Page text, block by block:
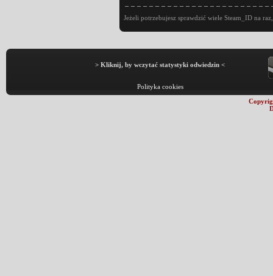
Jeżeli potrzebujesz sprawdzić wiele Steam_ID na
> Kliknij, by wczytać statystyki odwiedzin <
Polityka cookies